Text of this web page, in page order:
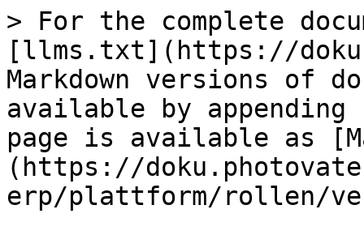
> For the complete
[llms.txt](https://
Markdown versions of
available by
page is available as
(https://
erp/plattform/rollen/